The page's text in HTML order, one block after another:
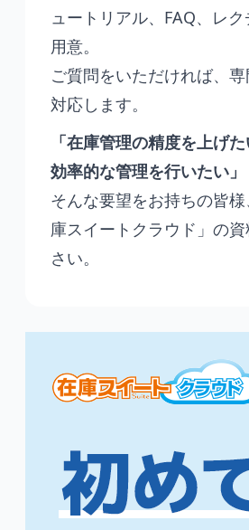
ュートリアル、FAQ、レ
用意。
ご質問をいただければ、
対応します。
「在庫管理の精度を上げ
効率的な管理を行いたい」
そんな要望をお持ちの皆
庫スイートクラウド」の
さい。